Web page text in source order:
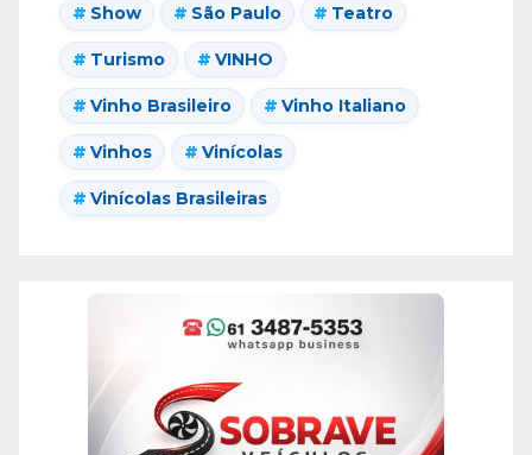
Show São Paulo Teatro
Turismo VINHO
Vinho Brasileiro Vinho Italiano
Vinhos Vinícolas
Vinícolas Brasileiras